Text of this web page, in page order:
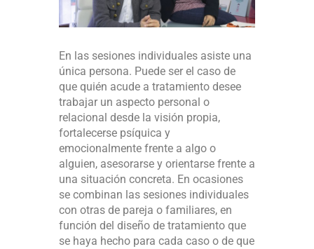
En las sesiones individuales asiste una
única persona. Puede ser el caso de
que quién acude a tratamiento desee
trabajar un aspecto personal o
relacional desde la visión propia,
fortalecerse psíquica y
emocionalmente frente a algo o
alguien, asesorarse y orientarse frente a
una situación concreta. En ocasiones
se combinan las sesiones individuales
con otras de pareja o familiares, en
función del diseño de tratamiento que
se haya hecho para cada caso o de que